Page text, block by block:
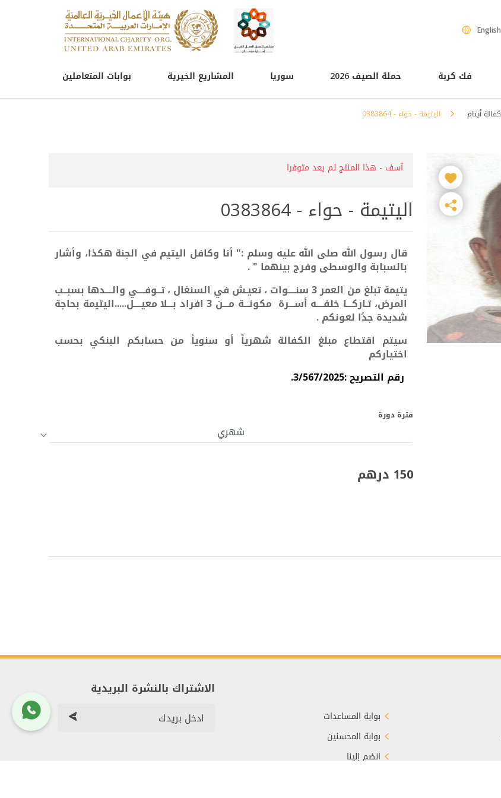
English
فك كربة حملة الصيف 2026 سوريا المشاريع الخيرية
كفالة أيتام اليتيمة - حواء - 0383864
آسف - هذا المنتج لم يعد متوفرا
اليتيمة - حواء - 0383864
قال رسول الله صلى الله عليه وسلم :" أنا وكافل اليتيم في الجنة هكذا، وأشار
بالسبابة والوسطى وفرج بينهما " .
يتيمة تبلغ من العمر 3 سنــــوات ، تعيـش في السنغال ، تــوفــــي والــــدها بسبــب
المرض، تـاركـــا خلفــــه أســـرة مكونـــة مـــن 3 افراد بـــلا معيــــل..... اليتيمة بحاجة
شديدة جدًا لعونكم .
سيتم اقتطاع مبلغ الكفالة شهرياً أو سنوياً من حسابكم البنكي بحسب
اختياركم
رقم التصريح :3/567/2025.
فترة دورة
150 درهم
بوابة المساعدات
بوابة المحسنين
انضم إلينا
الاشتراك بالنشرة البريدية